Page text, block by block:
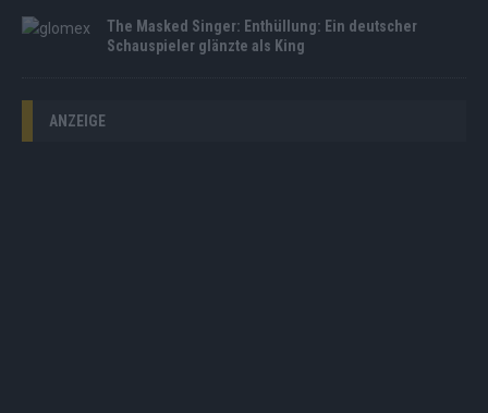
The Masked Singer: Enthüllung: Ein deutscher
Schauspieler glänzte als King
ANZEIGE